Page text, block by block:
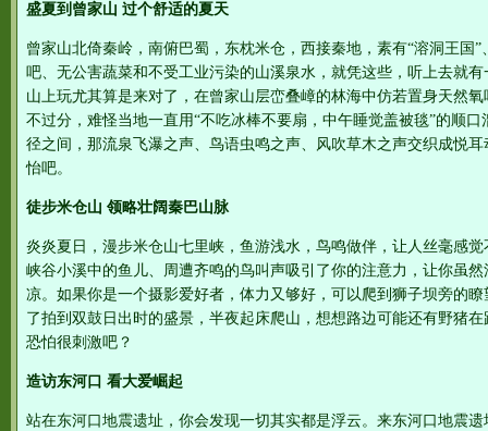
盛夏到曾家山 过个舒适的夏天
曾家山北倚秦岭，南俯巴蜀，东枕米仓，西接秦地，素有“溶洞王国
吧、无公害蔬菜和不受工业污染的山溪泉水，就凭这些，听上去就
山上玩尤其算是来对了，在曾家山层峦叠嶂的林海中仿若置身天然
不过分，难怪当地一直用“不吃冰棒不要扇，中午睡觉盖被毯”的顺
径之间，那流泉飞瀑之声、鸟语虫鸣之声、风吹草木之声交织成悦
怡吧。
徒步米仓山 领略壮阔秦巴山脉
炎炎夏日，漫步米仓山七里峡，鱼游浅水，鸟鸣做伴，让人丝毫感
峡谷小溪中的鱼儿、周遭齐鸣的鸟叫声吸引了你的注意力，让你虽
凉。如果你是一个摄影爱好者，体力又够好，可以爬到狮子坝旁的
了拍到双鼓日出时的盛景，半夜起床爬山，想想路边可能还有野猪
恐怕很刺激吧？
造访东河口 看大爱崛起
站在东河口地震遗址，你会发现一切其实都是浮云。来东河口地震